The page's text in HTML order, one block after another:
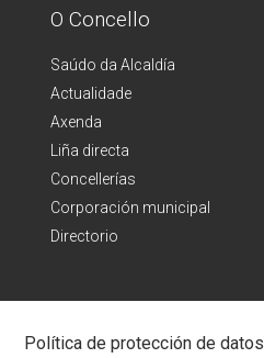
O Concello
Saúdo da Alcaldía
Actualidade
Axenda
Liña directa
Concellerías
Corporación municipal
Directorio
Política de protección de datos